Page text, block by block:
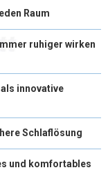
Raum
ruhiger wirken
innovative
Schlaflösung
und komfortables